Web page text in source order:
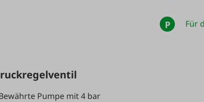
P Für
Pumpe mit 4 bar